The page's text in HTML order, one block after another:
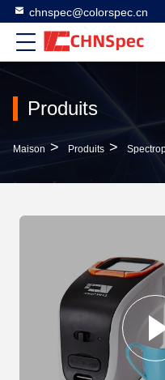
chnspec@colorspec.cn
Produits
Maison > Produits >